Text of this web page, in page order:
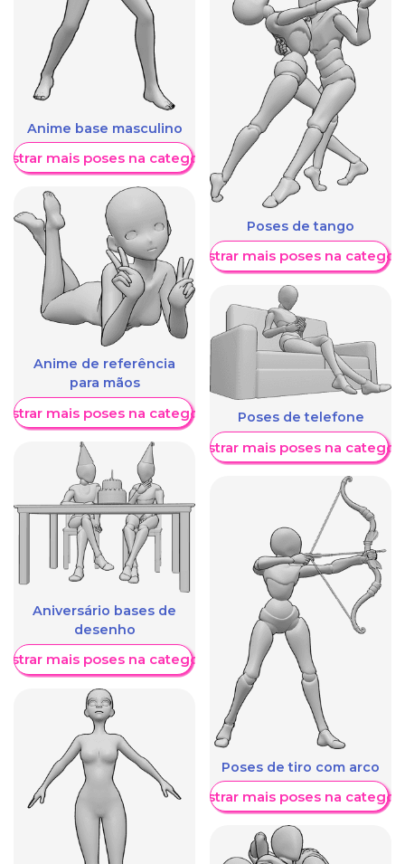
Anime base masculino
mais poses na categoria
Anime de referência
para mãos
mais poses na categoria
Aniversário bases de
desenho
mais poses na categoria
Poses de tango
Mostrar mais poses na
Poses de telefone
Mostrar mais poses na
Poses de tiro com arco
Mostrar mais poses na